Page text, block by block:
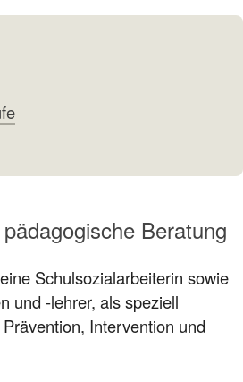
Beratung
Schulsozialarbeiterin sowie
und -lehrer, als speziell
Intervention und